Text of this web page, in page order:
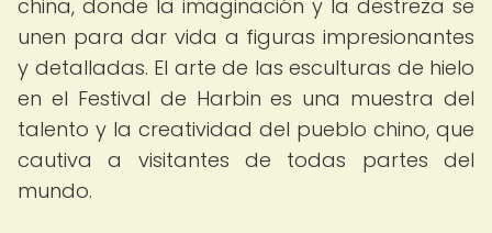
china, donde la imaginación y la destreza se
unen para dar vida a figuras impresionantes
y detalladas. El arte de las esculturas de hielo
en el Festival de Harbin es una muestra del
talento y la creatividad del pueblo chino, que
cautiva a visitantes de todas partes del
mundo.